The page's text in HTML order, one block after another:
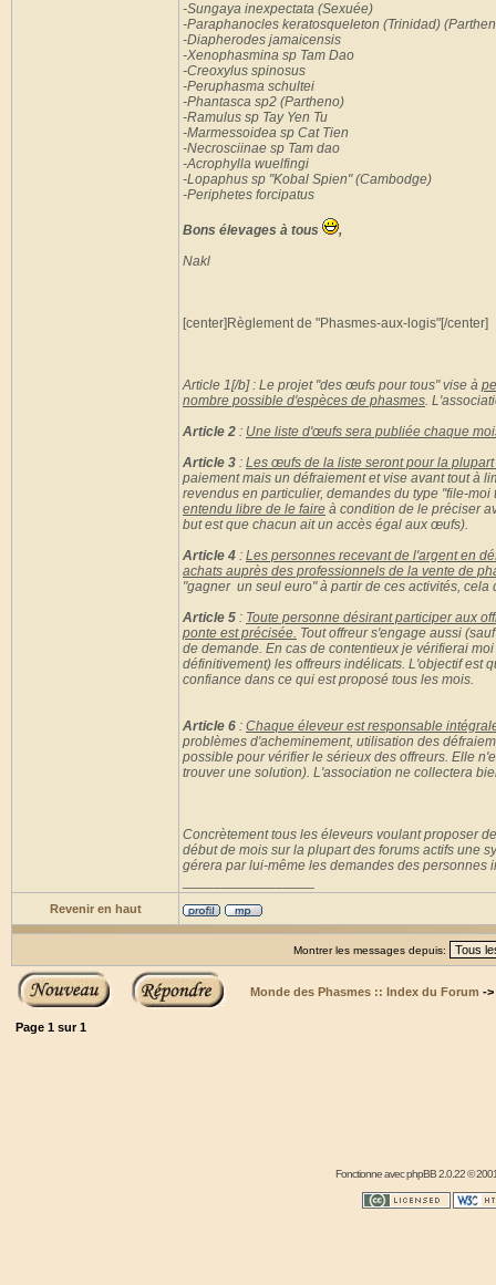
-Sungaya inexpectata (Sexuée)
-Paraphanocles keratosqueleton (Trinidad)
-Diapherodes jamaicensis
-Xenophasmina sp Tam Dao
-Creoxylus spinosus
-Peruphasma schultei
-Phantasca sp2 (Partheno)
-Ramulus sp Tay Yen Tu
-Marmessoidea sp Cat Tien
-Necrosciinae sp Tam dao
-Acrophylla wuelfingi
-Lopaphus sp "Kobal Spien" (Cambodge)
-Periphetes forcipatus
Bons élevages à tous
,
Nakl
[center]Règlement de "Phasmes-aux-logis"[/center]
Article 1[/b] : Le projet "des œufs pour tous" vise à
nombre possible d'espèces de phasmes.
Article 2 : Une liste d'œufs sera publiée chaque
Article 3 : Les œufs de la liste seront pour la
paiement mais un défraiement et vise avant tout à
revendus en particulier, demandes du type "file-moi
entendu libre de le faire à condition de le préciser
but est que chacun ait un accès égal aux œufs).
Article 4 : Les personnes recevant de l'argent en
achats auprès des professionnels de la vente de
"gagner un seul euro" à partir de ces activités,
Article 5 : Toute personne désirant participer aux
ponte est précisée. Tout offreur s'engage aussi
de demande. En cas de contentieux je vérifierai
définitivement) les offreurs indélicats. L'objectif est
confiance dans ce qui est proposé tous les mois.
Article 6 : Chaque éleveur est responsable
problèmes d'acheminement, utilisation des
possible pour vérifier le sérieux des offreurs. Elle
trouver une solution). L'association ne collectera
Concrètement tous les éleveurs voulant proposer
début de mois sur la plupart des forums actifs une
gérera par lui-même les demandes des personnes
Revenir en haut
Montrer les messages depuis:
Monde des Phasmes :: Index du Forum ->
Page 1 sur1
Fonctionne avecphpBB2.0.22 ©